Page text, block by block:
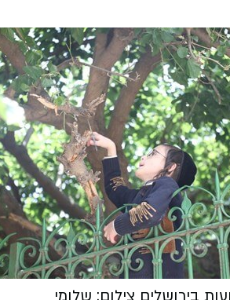
בירושלים צילום: שלומי